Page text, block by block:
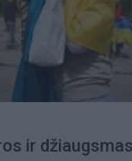
ir